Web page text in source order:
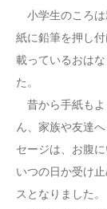
小学生のころは
紙に鉛筆を押し
載っているおは
た。
昔から手紙もよ
ん、家族や友達
セージは、お腹
いつの日か受け
スとなりました。